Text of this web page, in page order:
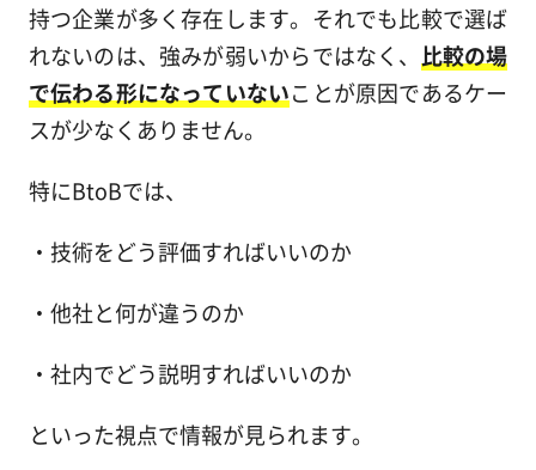
持つ企業が多く存在します。それでも比較で選ば
れないのは、強みが弱いからではなく、 比較の場
で伝わる形になっていないことが原因であるケー
スが少なくありません。
特にBtoBでは、
・技術をどう評価すればいいのか
・他社と何が違うのか
・社内でどう説明すればいいのか
といった視点で情報が見られます。